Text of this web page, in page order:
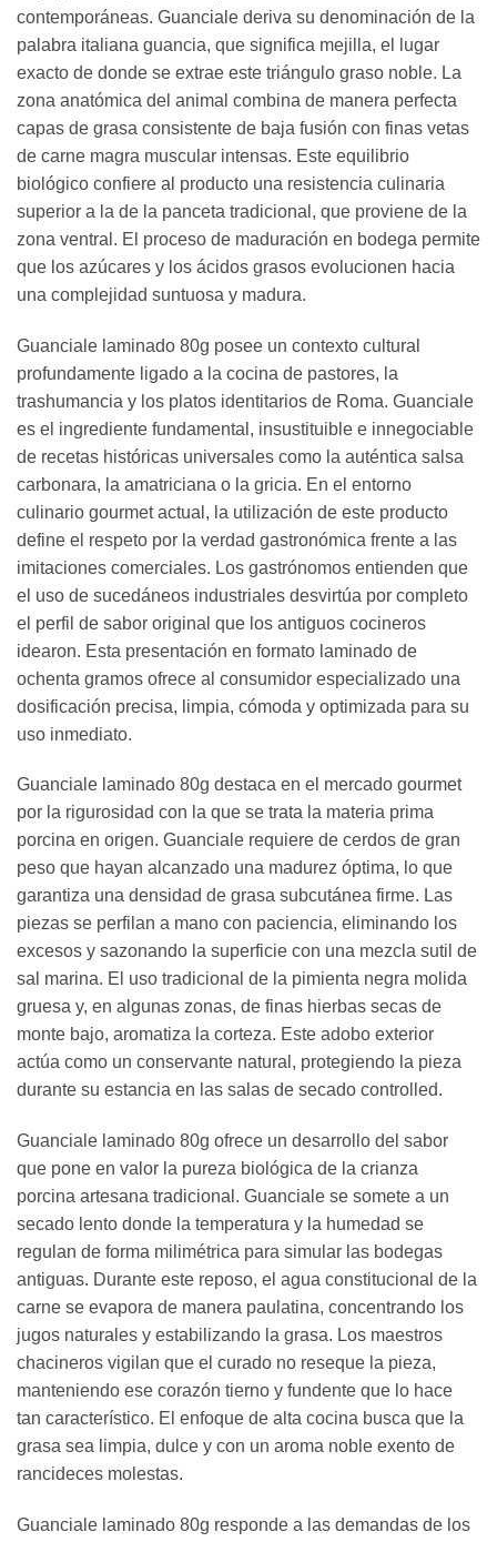
contemporáneas. Guanciale deriva su denominación de la
palabra italiana guancia, que significa mejilla, el lugar
exacto de donde se extrae este triángulo graso noble. La
zona anatómica del animal combina de manera perfecta
capas de grasa consistente de baja fusión con finas vetas
de carne magra muscular intensas. Este equilibrio
biológico confiere al producto una resistencia culinaria
superior a la de la panceta tradicional, que proviene de la
zona ventral. El proceso de maduración en bodega permite
que los azúcares y los ácidos grasos evolucionen hacia
una complejidad suntuosa y madura.
Guanciale laminado 80g posee un contexto cultural
profundamente ligado a la cocina de pastores, la
trashumancia y los platos identitarios de Roma. Guanciale
es el ingrediente fundamental, insustituible e innegociable
de recetas históricas universales como la auténtica salsa
carbonara, la amatriciana o la gricia. En el entorno
culinario gourmet actual, la utilización de este producto
define el respeto por la verdad gastronómica frente a las
imitaciones comerciales. Los gastrónomos entienden que
el uso de sucedáneos industriales desvirtúa por completo
el perfil de sabor original que los antiguos cocineros
idearon. Esta presentación en formato laminado de
ochenta gramos ofrece al consumidor especializado una
dosificación precisa, limpia, cómoda y optimizada para su
uso inmediato.
Guanciale laminado 80g destaca en el mercado gourmet
por la rigurosidad con la que se trata la materia prima
porcina en origen. Guanciale requiere de cerdos de gran
peso que hayan alcanzado una madurez óptima, lo que
garantiza una densidad de grasa subcutánea firme. Las
piezas se perfilan a mano con paciencia, eliminando los
excesos y sazonando la superficie con una mezcla sutil de
sal marina. El uso tradicional de la pimienta negra molida
gruesa y, en algunas zonas, de finas hierbas secas de
monte bajo, aromatiza la corteza. Este adobo exterior
actúa como un conservante natural, protegiendo la pieza
durante su estancia en las salas de secado controlled.
Guanciale laminado 80g ofrece un desarrollo del sabor
que pone en valor la pureza biológica de la crianza
porcina artesana tradicional. Guanciale se somete a un
secado lento donde la temperatura y la humedad se
regulan de forma milimétrica para simular las bodegas
antiguas. Durante este reposo, el agua constitucional de la
carne se evapora de manera paulatina, concentrando los
jugos naturales y estabilizando la grasa. Los maestros
chacineros vigilan que el curado no reseque la pieza,
manteniendo ese corazón tierno y fundente que lo hace
tan característico. El enfoque de alta cocina busca que la
grasa sea limpia, dulce y con un aroma noble exento de
rancideces molestas.
Guanciale laminado 80g responde a las demandas de los